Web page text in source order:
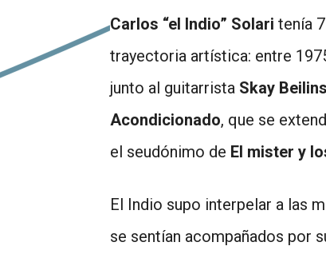
audio
Carlos “el Indio” Solari tenía
trayectoria artística: entre
junto al guitarrista Skay
Acondicionado, que se
el seudónimo de El mister y
El Indio supo interpelar a las
se sentían acompañados por